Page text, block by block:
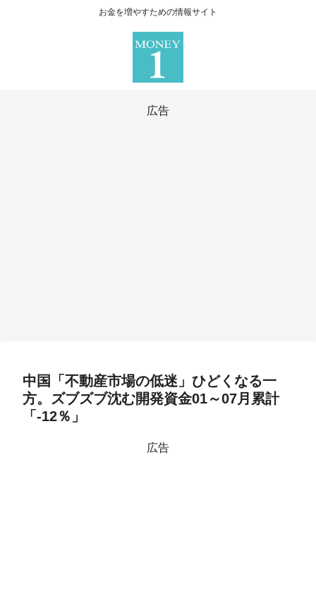
お金を増やすための情報サイト
広告
中国「不動産市場の低迷」ひどくなる一
方。ズブズブ沈む開発資金01～07月累計
「-12％」
広告